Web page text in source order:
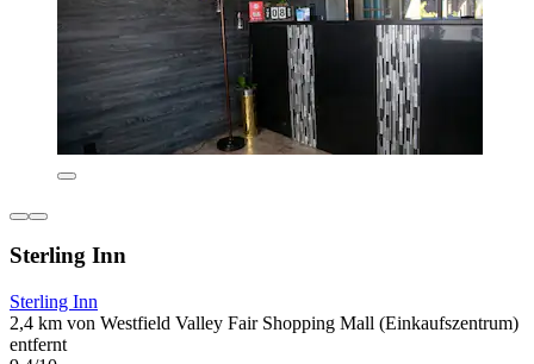
Sterling Inn
Sterling Inn
2,4 km von Westfield Valley Fair Shopping Mall (Einkaufszentrum)
entfernt